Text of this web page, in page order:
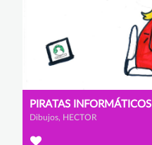
PIRATAS INFORMÁTICOS
Dibujos, HECTOR